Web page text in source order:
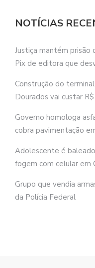
NOTÍCIAS
Justiça mantém
Pix de editora que
Construção do
Dourados vai custar
Governo homologa
cobra pavimentação
Adolescente é baleado
fogem com celular em
Grupo que vendia
da Polícia Federal